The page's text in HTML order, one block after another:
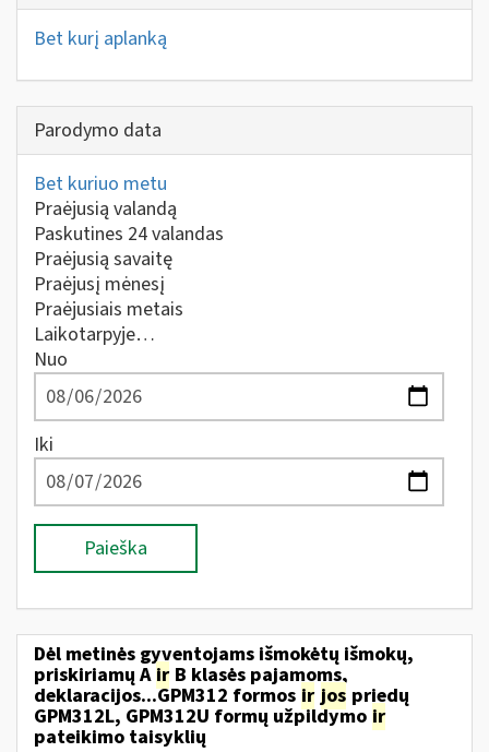
Bet kurį aplanką
Parodymo data
Bet kuriuo metu
Praėjusią valandą
Paskutines 24 valandas
Praėjusią savaitę
Praėjusį mėnesį
Praėjusiais metais
Laikotarpyje…
Nuo
Iki
Paieška
Dėl metinės gyventojams išmokėtų išmokų,
priskiriamų A ir B klasės pajamoms,
deklaracijos...GPM312 formos ir jos priedų
GPM312L, GPM312U formų užpildymo ir
pateikimo taisyklių